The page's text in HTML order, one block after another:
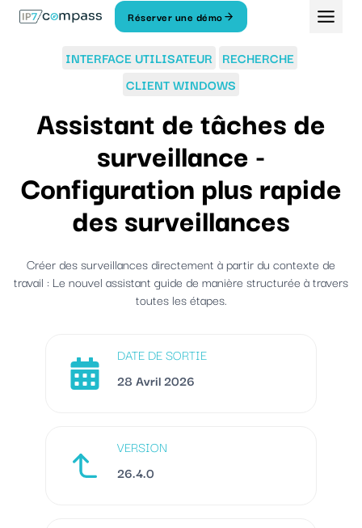
Aller
Réserver une démo
INTERFACE UTILISATEUR RECHERCHE
CLIENT WINDOWS
Assistant de tâches de
surveillance -
Configuration plus rapide
des surveillances
Créer des surveillances directement à partir du contexte de
travail : Le nouvel assistant guide de manière structurée à travers
toutes les étapes.
DATE DE SORTIE
28 Avril 2026
VERSION
26.4.0